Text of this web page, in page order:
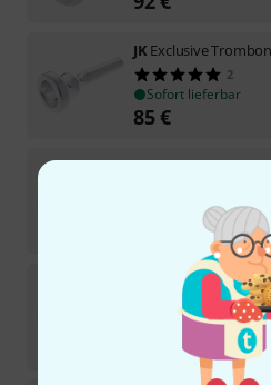
JK Exclusive
2
Sofort lieferbar
85€
JKExclusive Bass
Sofort lieferbar
Exclusive
2
Sofort lieferbar